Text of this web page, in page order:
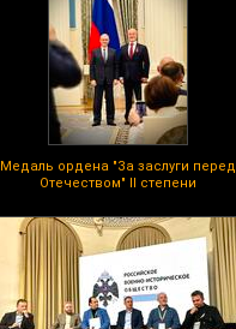
Медаль ордена "За заслуги перед
Отечеством" II степени